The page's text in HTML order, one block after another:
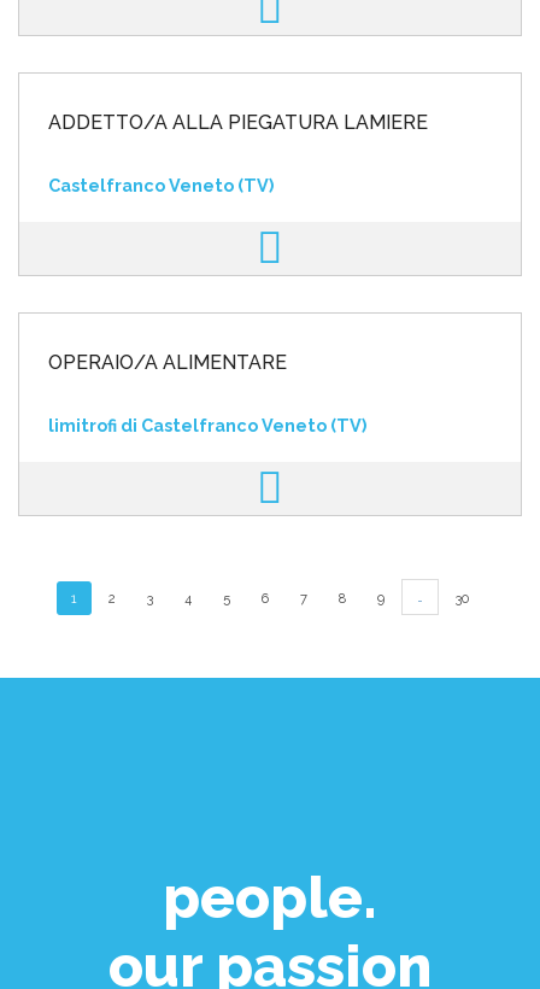
ADDETTO/A ALLA PIEGATURA LAMIERE
Castelfranco Veneto (TV)
OPERAIO/A ALIMENTARE
limitrofi di Castelfranco Veneto (TV)
1 2 3 4 5 6 7 8 9 30
people.
our passion